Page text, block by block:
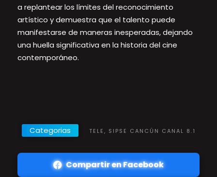
a replantear los límites del reconocimiento
artístico y demuestra que el talento puede
manifestarse de maneras inesperadas, dejando
una huella significativa en la historia del cine
contemporáneo.
Categorias TELE, SIPSE CANCÚN CANAL 8.1
Compartir en Facebook